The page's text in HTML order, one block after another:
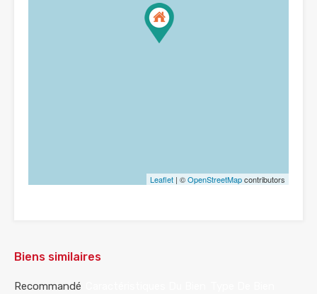
Leaflet | ©OpenStreetMapcontributors
Biens similaires
Recommandé